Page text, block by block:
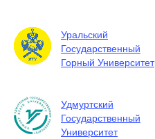
Уральский
Государственный
Горный Университет
Удмуртский
Государственный
Университет